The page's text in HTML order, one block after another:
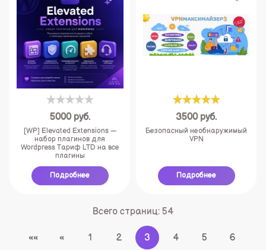
5000 руб.
[WP] Elevated Extensions —
набор плагинов для
Wordpress Тариф LTD на все
плагины
Подробнее
3500 руб.
Безопасный необнаружимый
VPN
Подробнее
Всего страниц: 54
«« « 1 2 3 4 5 6